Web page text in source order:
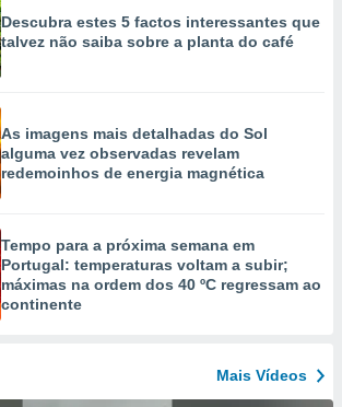
Descubra estes 5 factos interessantes que
talvez não saiba sobre a planta do café
As imagens mais detalhadas do Sol
alguma vez observadas revelam
redemoinhos de energia magnética
Tempo para a próxima semana em
Portugal: temperaturas voltam a subir;
máximas na ordem dos 40 ºC regressam ao
continente
Mais Vídeos